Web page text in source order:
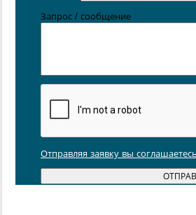
Запрос / сообщение
Отправляя заявку вы